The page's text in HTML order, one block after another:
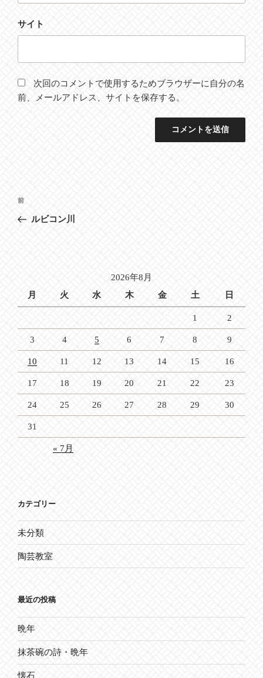
サイト
次回のコメントで使用するためブラウザーに自分の名
前、メールアドレス、サイトを保存する。
投
稿
ナ
ビ
ゲ
ー
シ
ョ
ン
前
の
投
稿
前
ルビコン川
2026年8月
月
火 水 木 金 土 日
1 2
3 4 5 6 7 8 9
10 11 12 13 14 15 16
17 18 19 20 21 22 23
24 25 26 27 28 29 30
31
« 7月
カテゴリー
未分類
陶芸教室
最近の投稿
晩年
抹茶碗の詩・晩年
懐石